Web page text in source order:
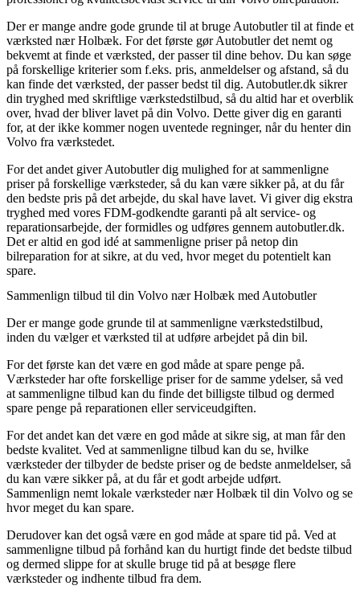
Der er mange andre gode grunde til at bruge Autobutler til at finde et
værksted nær Holbæk. For det første gør Autobutler det nemt og
bekvemt at finde et værksted, der passer til dine behov. Du kan søge
på forskellige kriterier som f.eks. pris, anmeldelser og afstand, så du
kan finde det værksted, der passer bedst til dig. Autobutler.dk sikrer
din tryghed med skriftlige værkstedstilbud, så du altid har et overblik
over, hvad der bliver lavet på din Volvo. Dette giver dig en garanti
for, at der ikke kommer nogen uventede regninger, når du henter din
Volvo fra værkstedet.
For det andet giver Autobutler dig mulighed for at sammenligne
priser på forskellige værksteder, så du kan være sikker på, at du får
den bedste pris på det arbejde, du skal have lavet. Vi giver dig ekstra
tryghed med vores FDM-godkendte garanti på alt service- og
reparationsarbejde, der formidles og udføres gennem autobutler.dk.
Det er altid en god idé at sammenligne priser på netop din
bilreparation for at sikre, at du ved, hvor meget du potentielt kan
spare.
Sammenlign tilbud til din Volvo nær Holbæk med Autobutler
Der er mange gode grunde til at sammenligne værkstedstilbud,
inden du vælger et værksted til at udføre arbejdet på din bil.
For det første kan det være en god måde at spare penge på.
Værksteder har ofte forskellige priser for de samme ydelser, så ved
at sammenligne tilbud kan du finde det billigste tilbud og dermed
spare penge på reparationen eller serviceudgiften.
For det andet kan det være en god måde at sikre sig, at man får den
bedste kvalitet. Ved at sammenligne tilbud kan du se, hvilke
værksteder der tilbyder de bedste priser og de bedste anmeldelser, så
du kan være sikker på, at du får et godt arbejde udført.
Sammenlign nemt lokale værksteder nær Holbæk til din Volvo og se
hvor meget du kan spare.
Derudover kan det også være en god måde at spare tid på. Ved at
sammenligne tilbud på forhånd kan du hurtigt finde det bedste tilbud
og dermed slippe for at skulle bruge tid på at besøge flere
værksteder og indhente tilbud fra dem.